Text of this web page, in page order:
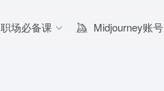
职场必备课 Midjourney账号